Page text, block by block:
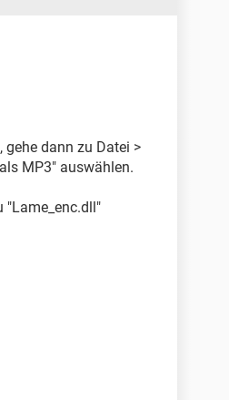
dann zu Datei >
MP3" auswählen.
"Lame_enc.dll"